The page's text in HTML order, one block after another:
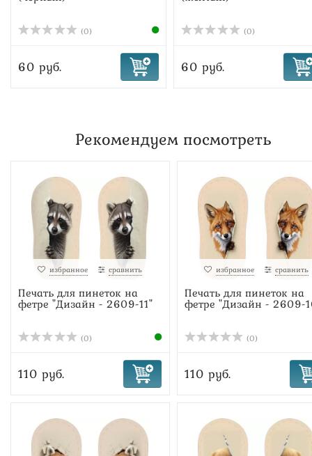
(0)
60 руб.
(0)
60 руб.
Рекомендуем посмотреть
избранное сравнить
Печать для пинеток на
фетре "Дизайн - 2609-11"
(0)
110 руб.
избранное сравнить
Печать для пинеток на
фетре "Дизайн - 2609-
(0)
110 руб.